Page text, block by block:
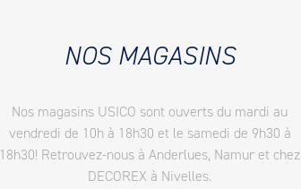
NOS MAGASINS
Nos magasins USICO sont ouverts du mardi au
vendredi de 10h à 18h30 et le samedi de 9h30 à
18h30! Retrouvez-nous à Anderlues, Namur et chez
DECOREX à Nivelles.